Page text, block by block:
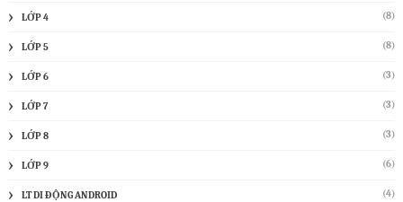
LỚP 4 (8)
LỚP 5 (8)
LỚP 6 (3)
LỚP 7 (3)
LỚP 8 (3)
LỚP 9 (6)
LT DI ĐỘNG ANDROID (4)